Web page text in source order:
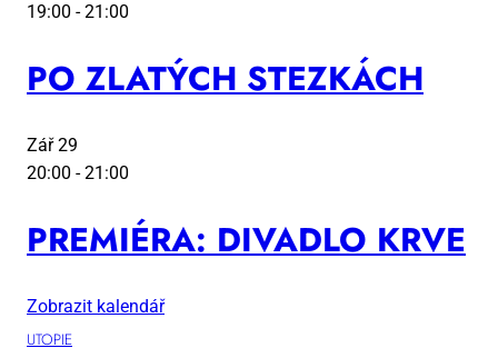
19:00 -21:00
PO ZLA­TÝCH STEZ­KÁCH
Zář29
20:00 -21:00
PRE­MI­É­RA: DI­VA­DLO KR­VE
Zobrazit kalendář
UTO­PIE